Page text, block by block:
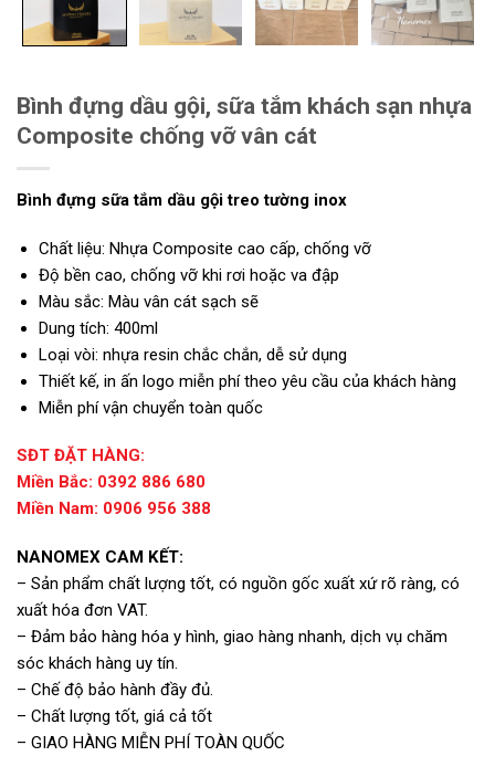
Bình đựng dầu gội, sữa tắm khách sạn nhựa
Composite chống vỡ vân cát
Bình đựng sữa tắm dầu gội treo tường inox
Chất liệu: Nhựa Composite cao cấp, chống vỡ
Độ bền cao, chống vỡ khi rơi hoặc va đập
Màu sắc: Màu vân cát sạch sẽ
Dung tích: 400ml
Loại vòi: nhựa resin chắc chắn, dễ sử dụng
Thiết kế, in ấn logo miễn phí theo yêu cầu của khách hàng
Miễn phí vận chuyển toàn quốc
SĐT ĐẶT HÀNG:
Miền Bắc: 0392 886 680
Miền Nam: 0906 956 388
NANOMEX CAM KẾT:
– Sản phẩm chất lượng tốt, có nguồn gốc xuất xứ rõ ràng, có
xuất hóa đơn VAT.
– Đảm bảo hàng hóa y hình, giao hàng nhanh, dịch vụ chăm
sóc khách hàng uy tín.
– Chế độ bảo hành đầy đủ.
– Chất lượng tốt, giá cả tốt
– GIAO HÀNG MIỄN PHÍ TOÀN QUỐC